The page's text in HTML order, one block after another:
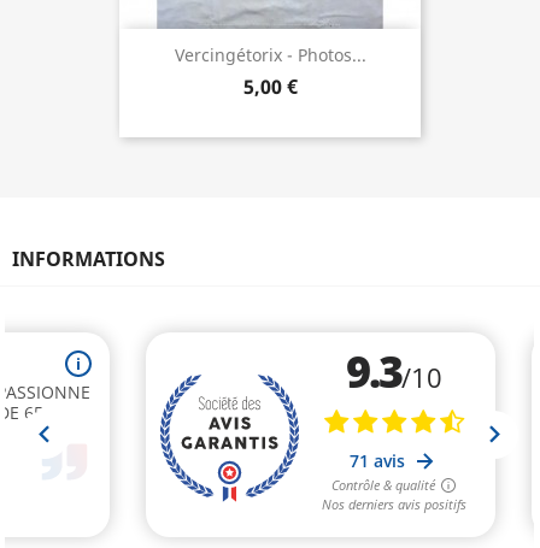
Vercingétorix - Photos...
5,00 €
INFORMATIONS